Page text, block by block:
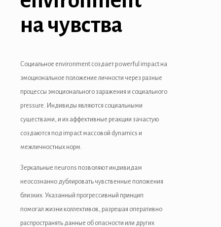
на чувства
Социальное environment создает powerful impact на
эмоциональное положение личности через разные
процессы эмоционального заражения и социального
pressure. Индивиды являются социальными
существами, и их аффективные реакции зачастую
создаются под impact массовой dynamics и
межличностных норм.
Зеркальные neurons позволяют индивидам
неосознанно дублировать чувственные положения
близких. Указанный прогрессивный принцип
помогал жизни коллективов, разрешая оперативно
распространять данные об опасности или других